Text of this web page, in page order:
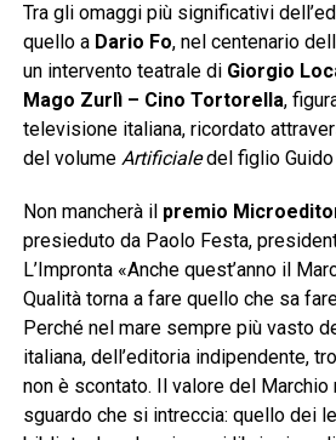
Tra gli omaggi più significativi
quello a Dario Fo, nel centenario
un intervento teatrale di Giorgio
Mago Zurlì – Cino Tortorella,
televisione italiana, ricordato
del volume Artificialedel figlio Guido
Non mancherà il premio
presieduto da Paolo Festa,
L’Impronta «Anche quest’anno il
Qualità torna a fare quello che sa
Perché nel mare sempre più vasto
italiana, dell’editoria indipendente,
non è scontato. Il valore del Marchio
sguardo che si intreccia: quello dei